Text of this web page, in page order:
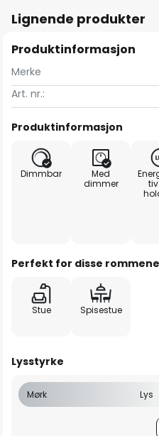
Lignende produkter
Produktinformasjon
Merke
Art. nr.:
Produktinformasjon
Dimmbar
Med
dimmer
Perfekt for disse rommene
Stue Spisestue
Lysstyrke
Mørk Lys